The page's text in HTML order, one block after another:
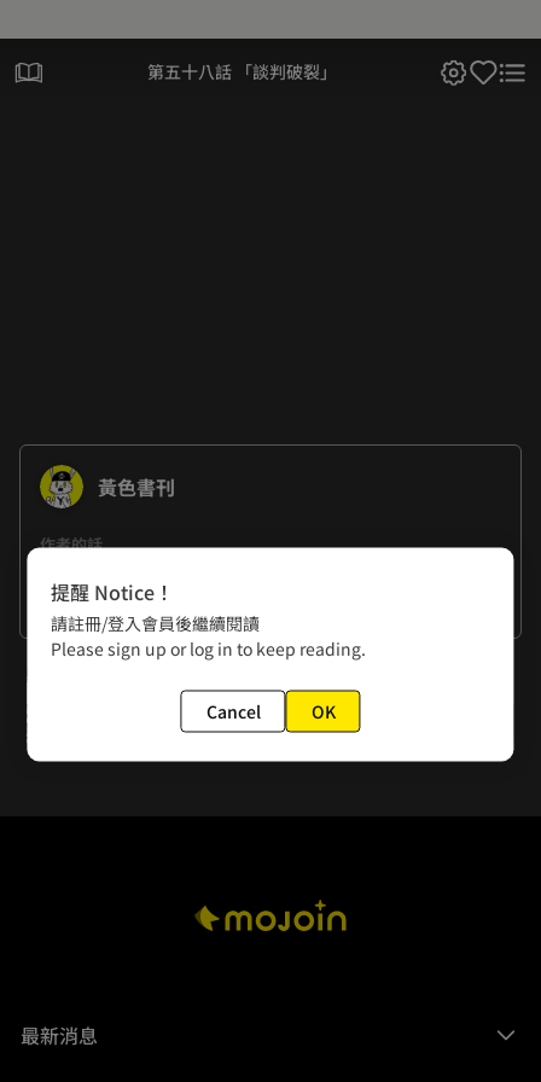
第五十八話 「談判破裂」
黃色書刊
作者的話
偶爾會有跟兒子談判的時候，
像是電視現在要換誰看之類的，
我每次都輸。
看更多
第五十九話 「腸道」
最新消息
提醒 Notice！
請註冊/登入會員後繼續閱讀
Please sign up or log in to keep reading.
Cancel OK